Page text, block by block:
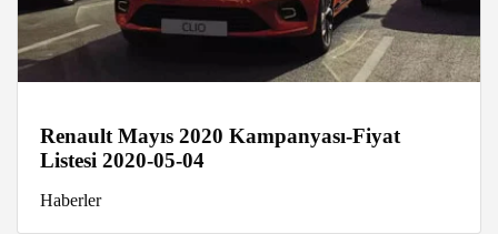
Renault Mayıs 2020 Kampanyası-Fiyat
Listesi 2020-05-04
Haberler